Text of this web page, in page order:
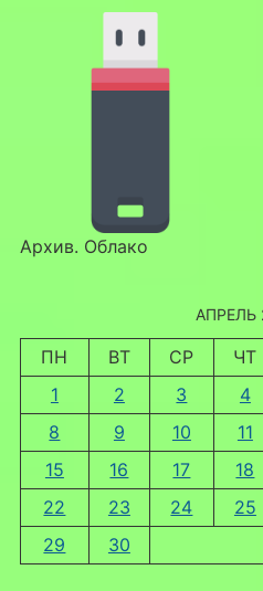
Архив. Облако
АПРЕЛЬ
ПН ВТ СР ЧТ
1
2 3 4
8
9 10 11
15
16 17 18
22
23 24 25
29
30